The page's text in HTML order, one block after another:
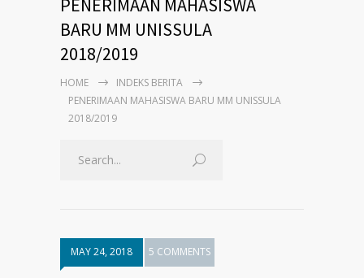
PENERIMAAN MAHASISWA
BARU MM UNISSULA
2018/2019
HOME
INDEKS BERITA
PENERIMAAN MAHASISWA BARU MM UNISSULA
2018/2019
MAY 24, 2018 5 COMMENTS